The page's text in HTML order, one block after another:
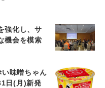
強化し、サ
機会を模索
い味噌ちゃん
日(月)新発